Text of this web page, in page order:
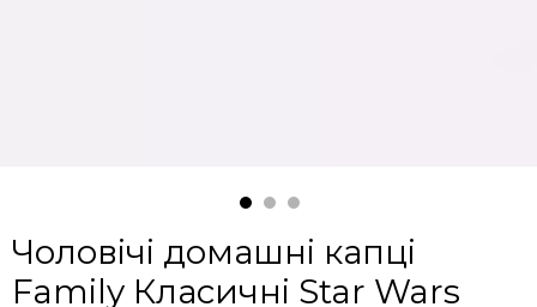
Чоловічі домашні капці
Family Класичні Star Wars